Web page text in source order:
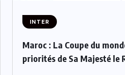
INTER
Maroc : La Coupe du
priorités de Sa Majesté le